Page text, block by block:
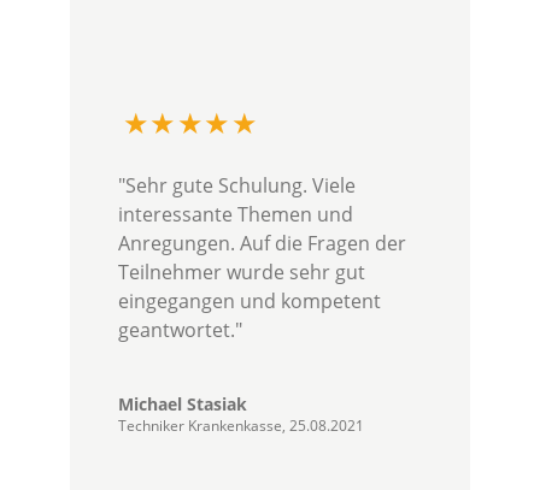
"Sehr gute Schulung. Viele
interessante Themen und
Anregungen. Auf die Fragen der
Teilnehmer wurde sehr gut
eingegangen und kompetent
geantwortet."
Michael Stasiak
Techniker Krankenkasse, 25.08.2021